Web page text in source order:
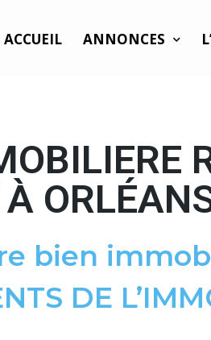
ACCUEIL ANNONCES
À
bien
DE